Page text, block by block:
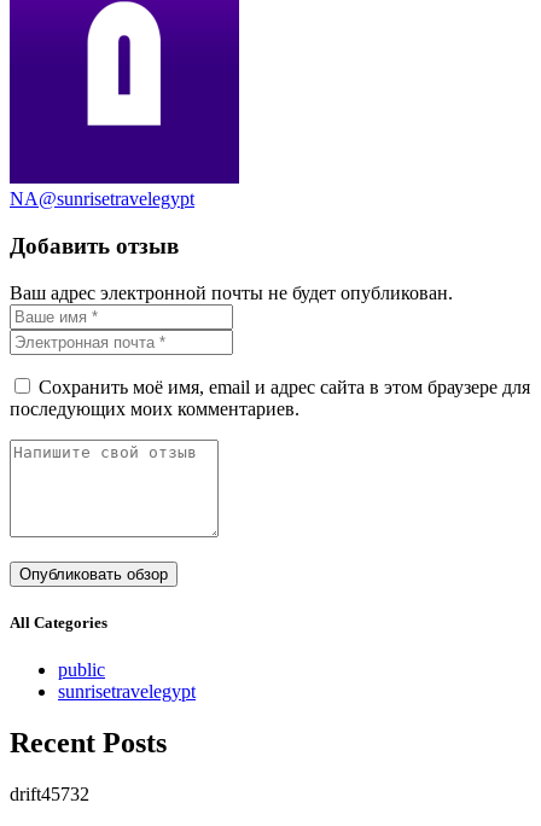
NA@sunrisetravelegypt
Добавить отзыв
Ваш адрес электронной почты не будет опубликован.
Сохранить моё имя, email и адрес сайта в этом браузере для
последующих моих комментариев.
All Categories
public
sunrisetravelegypt
Recent Posts
drift45732